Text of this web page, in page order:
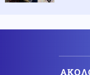
Ο Ερντογάν θα